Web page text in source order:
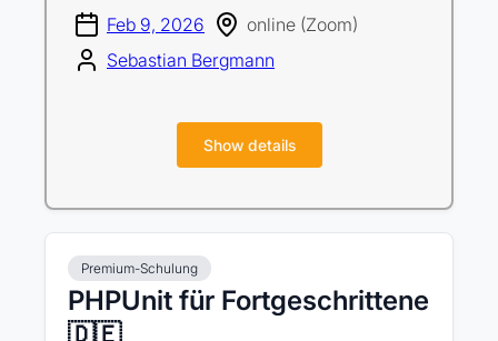
Feb 9, 2026
online (Zoom)
Sebastian Bergmann
Show details
Premium-Schulung
PHPUnit für Fortgeschrittene